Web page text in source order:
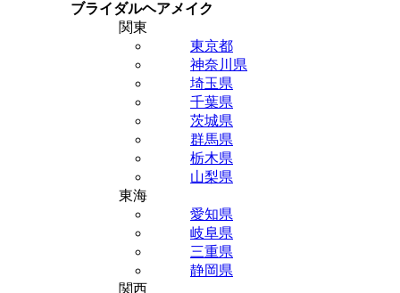
ブライダルヘアメイク
関東
東京都
神奈川県
埼玉県
千葉県
茨城県
群馬県
栃木県
山梨県
東海
愛知県
岐阜県
三重県
静岡県
関西